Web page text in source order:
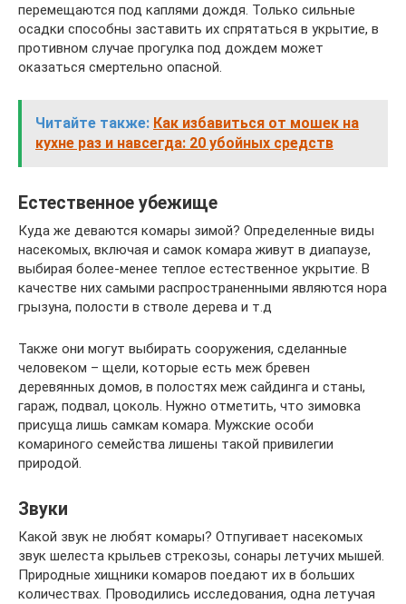
перемещаются под каплями дождя. Только сильные
осадки способны заставить их спрятаться в укрытие, в
противном случае прогулка под дождем может
оказаться смертельно опасной.
Читайте также: Как избавиться от мошек на
кухне раз и навсегда: 20 убойных средств
Естественное убежище
Куда же деваются комары зимой? Определенные виды
насекомых, включая и самок комара живут в диапаузе,
выбирая более-менее теплое естественное укрытие. В
качестве них самыми распространенными являются нора
грызуна, полости в стволе дерева и т.д
Также они могут выбирать сооружения, сделанные
человеком – щели, которые есть меж бревен
деревянных домов, в полостях меж сайдинга и станы,
гараж, подвал, цоколь. Нужно отметить, что зимовка
присуща лишь самкам комара. Мужские особи
комариного семейства лишены такой привилегии
природой.
Звуки
Какой звук не любят комары? Отпугивает насекомых
звук шелеста крыльев стрекозы, сонары летучих мышей.
Природные хищники комаров поедают их в больших
количествах. Проводились исследования, одна летучая